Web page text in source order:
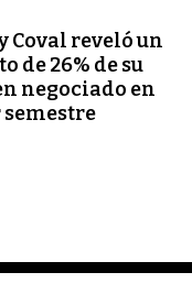
Coval reveló un
de 26% de su
negociado en